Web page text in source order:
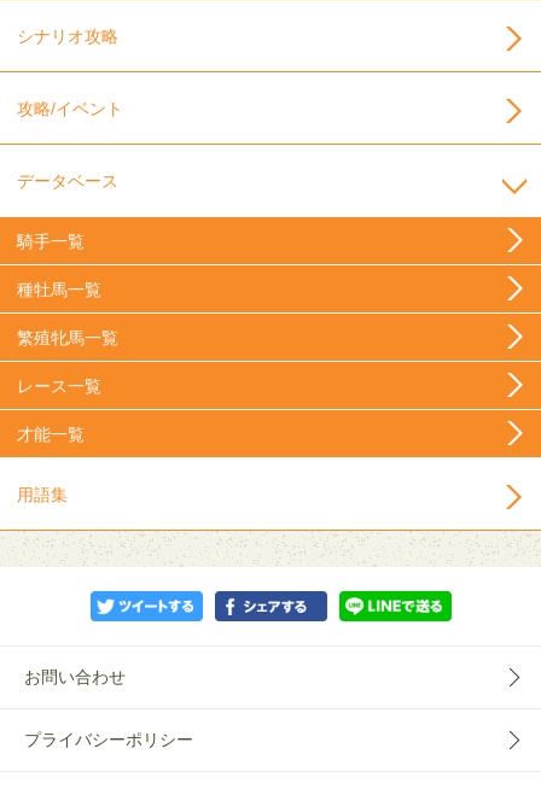
シナリオ攻略
攻略/イベント
データベース
騎手一覧
種牡馬一覧
繁殖牝馬一覧
レース一覧
才能一覧
用語集
お問い合わせ
プライバシーポリシー